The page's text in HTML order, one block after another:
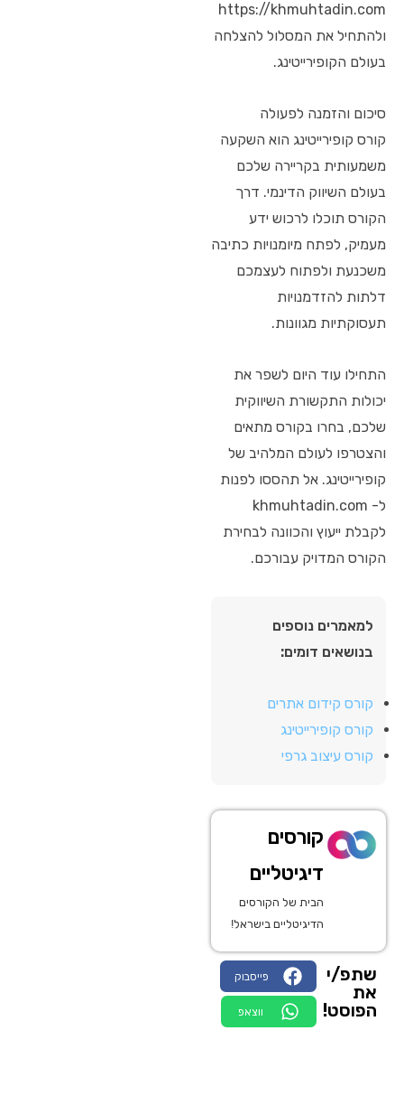
https://khmuhtadin.com
ולהתחיל את המסלול להצלחה
בעולם הקופירייטינג.
סיכום והזמנה לפעולה
קורס קופירייטינג הוא השקעה
משמעותית בקריירה שלכם
בעולם השיווק הדינמי. דרך
הקורס תוכלו לרכוש ידע
מעמיק, לפתח מיומנויות כתיבה
משכנעת ולפתוח לעצמכם
דלתות להזדמנויות
תעסוקתיות מגוונות.
התחילו עוד היום לשפר את
יכולות התקשורת השיווקית
שלכם, בחרו בקורס מתאים
והצטרפו לעולם המלהיב של
קופירייטינג. אל תהססו לפנות
ל- khmuhtadin.com
לקבלת ייעוץ והכוונה לבחירת
הקורס המדויק עבורכם.
למאמרים נוספים
בנושאים דומים:
קורס קידום אתרים
קורס קופירייטינג
קורס עיצוב גרפי
קורסים
דיגיטליים
הבית של הקורסים
הדיגיטליים בישראל!
שתפ/י
את
הפוסט!
פייסבוק
ווצאפ